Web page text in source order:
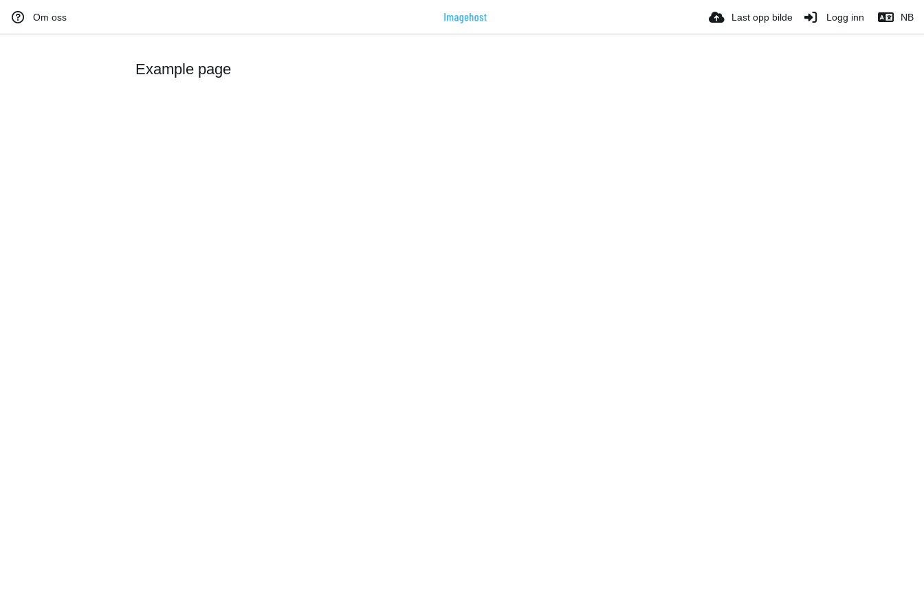
Om oss Last opp bilde Logg inn NB
Example page